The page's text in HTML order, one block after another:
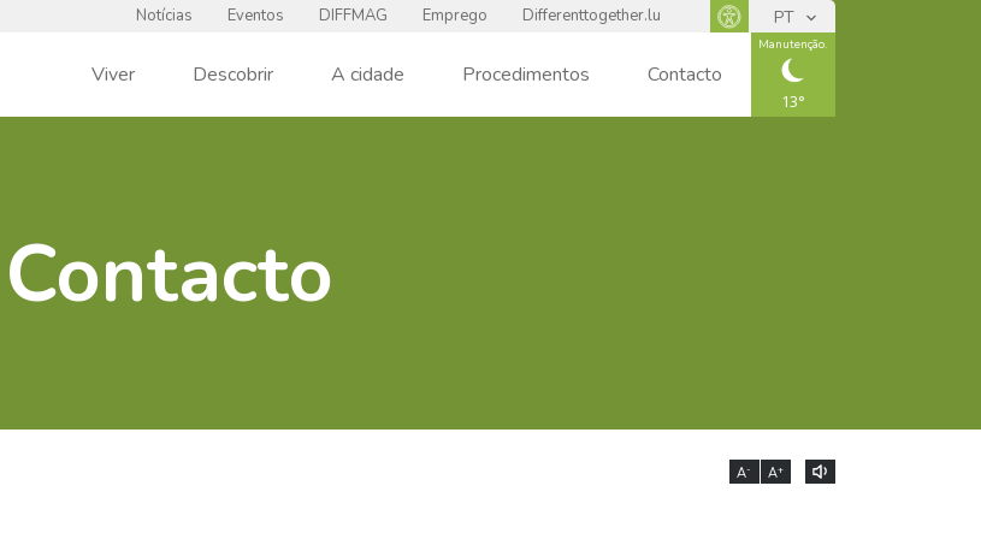
Notícias Eventos DIFFMAG Emprego
Differenttogether.lu
Panneau d'accessibilité
PT
Viver Descobrir A cidade Procedimentos Contacto
Manutenção.
13
Contacto
A- A+